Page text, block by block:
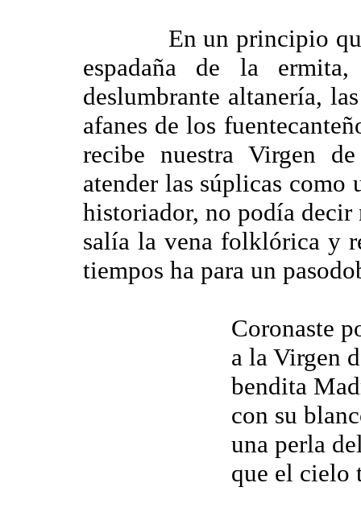
En un principio quise
espadaña de la
deslumbrante altanería,
afanes de los
recibe nuestra Virgen
atender las súplicas como
historiador, no podía decir
salía la vena folklórica y
tiempos ha para un
Coronaste
a la Virgen
bendita
con su
una perla
que el cielo